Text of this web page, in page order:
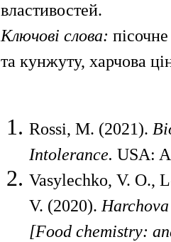
властивостей.
Ключові слова:
та кунжуту, харчова
Rossi, M. (2021).
Into­lerance. USA:
Vasylechko, V. O.,
V. (2020).
[Food chemistry: